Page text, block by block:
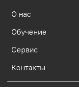
О нас
Обучение
Сервис
Контакты